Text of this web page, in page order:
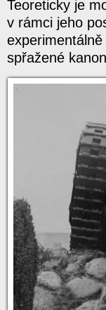
Teoreticky je
v rámci jeho
spřažené